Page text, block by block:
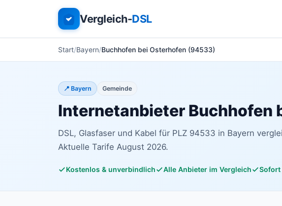
Vergleich-DSL
Start Bayern Buchhofen bei Osterhofen (94533)
📍 Bayern Gemeinde
Internetanbieter Buchhofen
DSL, Glasfaser und Kabel für PLZ 94533 in Bayern
Aktuelle Tarife August 2026.
Kostenlos & unverbindlich Alle Anbieter im Vergleich Sofort